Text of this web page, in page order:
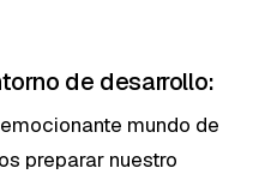
de desarrollo:
mundo de
preparar nuestro